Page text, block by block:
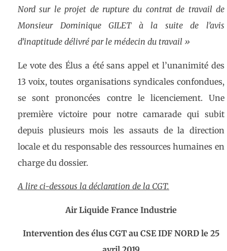
Nord sur le projet de rupture du contrat de travail de
Monsieur Dominique GILET à la suite de l’avis
d’inaptitude délivré par le médecin du travail »
Le vote des Élus a été sans appel et l’unanimité des
13 voix, toutes organisations syndicales confondues,
se sont prononcées contre le licenciement. Une
première victoire pour notre camarade qui subit
depuis plusieurs mois les assauts de la direction
locale et du responsable des ressources humaines en
charge du dossier.
A lire ci-dessous la déclaration de la CGT.
Air Liquide France Industrie
Intervention des élus CGT au CSE IDF NORD le 25